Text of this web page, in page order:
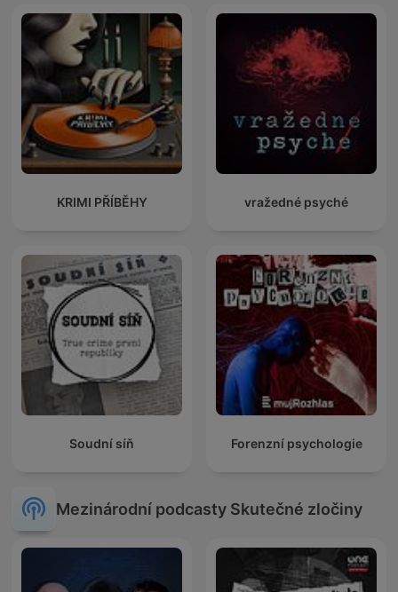
KRIMI PŘÍBĚHY vražedné psyché
Soudní síň Forenzní psychologie
Mezinárodní podcasty Skutečné zločiny